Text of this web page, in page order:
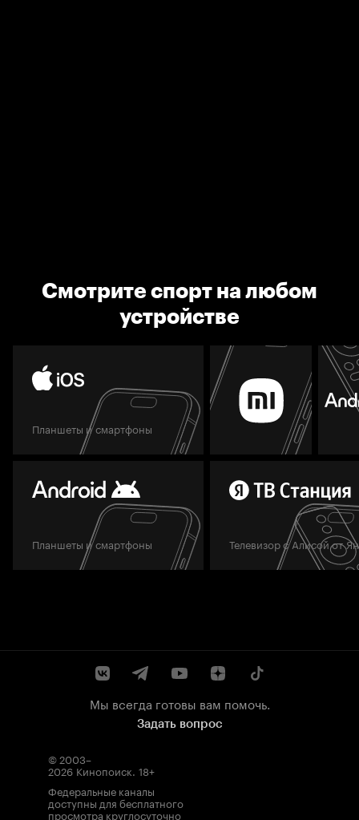
Смотрите спорт на любом
устройстве
Планшеты и смартфоны
Планшеты и смартфоны Телевизор с Алисой от
Мы всегда готовы вам помочь.
Задать вопрос
© 2003–
2026 Кинопоиск. 18+
Федеральные каналы
доступны для бесплатного
просмотра круглосуточно